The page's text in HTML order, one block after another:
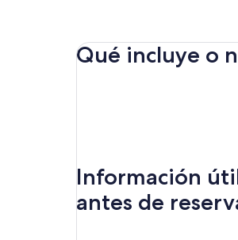
Qué incluye o
Información
antes de